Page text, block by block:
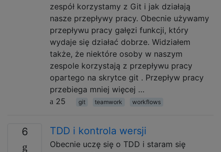
zespół korzystamy z Git i jak działają
nasze przepływy pracy. Obecnie używamy
przepływu pracy gałęzi funkcji, który
wydaje się działać dobrze. Widziałem
także, że niektóre osoby w naszym
zespole korzystają z przepływu pracy
opartego na skrytce git . Przepływ pracy
przebiega mniej więcej …
25
git teamwork workflows
6 TDD i kontrola wersji
Obecnie uczę się o TDD i staram się